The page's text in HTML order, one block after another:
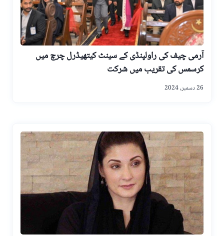
آرمی چیف کی راولپنڈی کے سینٹ کیتھیڈرل چرچ میں
کرسمس کی تقریب میں شرکت
26 دسمبر, 2024